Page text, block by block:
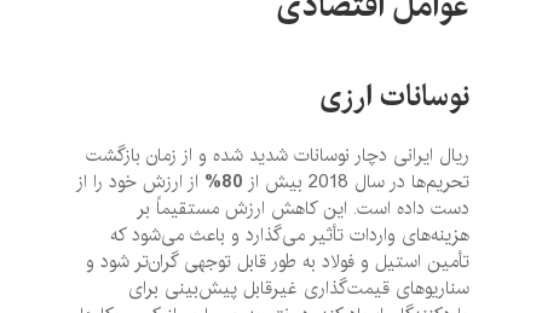
نوسانات ارزی
ریال ایرانی دچار نوسانات شدید شده و از زمان بازگشت
تحریم‌ها در سال 2018 بیش از
80%
از ارزش خود را از
دست داده است. این کاهش ارزش مستقیماً بر
هزینه‌های واردات تأثیر می‌گذارد و باعث می‌شود که
تأمین استیل و فولاد به طور قابل توجهی گران‌تر شود و
سناریوهای قیمت‌گذاری غیرقابل پیش‌بینی برای